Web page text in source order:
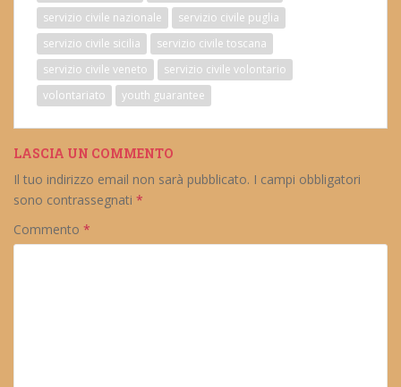
servizio civile nazionale
servizio civile puglia
servizio civile sicilia
servizio civile toscana
servizio civile veneto
servizio civile volontario
volontariato
youth guarantee
LASCIA UN COMMENTO
Il tuo indirizzo email non sarà pubblicato. I campi obbligatori
sono contrassegnati *
Commento *